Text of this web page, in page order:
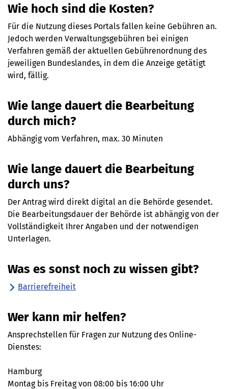
Wie hoch sind die Kosten?
Für die Nutzung dieses Portals fallen keine Gebühren an.
Jedoch werden Verwaltungsgebühren bei einigen
Verfahren gemäß der aktuellen Gebührenordnung des
jeweiligen Bundeslandes, in dem die Anzeige getätigt
wird, fällig.
Wie lange dauert die Bearbeitung
durch mich?
Abhängig vom Verfahren, max. 30 Minuten
Wie lange dauert die Bearbeitung
durch uns?
Der Antrag wird direkt digital an die Behörde gesendet.
Die Bearbeitungsdauer der Behörde ist abhängig von der
Vollständigkeit Ihrer Angaben und der notwendigen
Unterlagen.
Was es sonst noch zu wissen gibt?
Barrierefreiheit
Wer kann mir helfen?
Ansprechstellen für Fragen zur Nutzung des Online-
Dienstes:
Hamburg
Montag bis Freitag von 08:00 bis 16:00 Uhr